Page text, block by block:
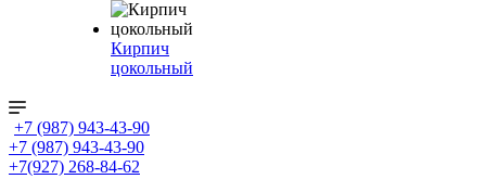
Кирпич
цокольный
+7 (987) 943-43-90
+7 (987) 943-43-90
+7(927) 268-84-62